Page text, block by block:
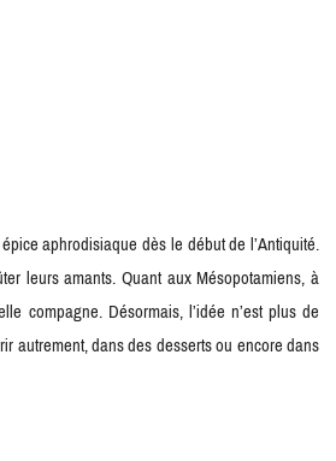
aphrodisiaque dès le début de l’Antiquité.
leurs amants. Quant aux Mésopotamiens, à
compagne. Désormais, l’idée n’est plus de
autrement, dans des desserts ou encore dans